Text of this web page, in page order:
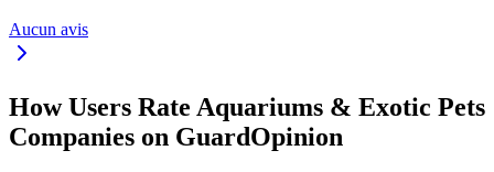
Aucun avis
How Users Rate Aquariums & Exotic Pets
Companies on GuardOpinion